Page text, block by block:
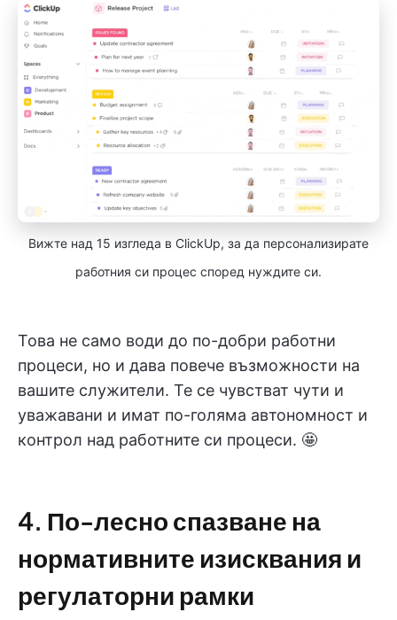
Вижте над 15 изгледа в ClickUp, за да персонализирате
работния си процес според нуждите си.
Това не само води до по-добри работни
процеси, но и дава повече възможности на
вашите служители. Те се чувстват чути и
уважавани и имат по-голяма автономност и
контрол над работните си процеси. 🤩
4. По-лесно спазване на
нормативните изисквания и
регулаторни рамки